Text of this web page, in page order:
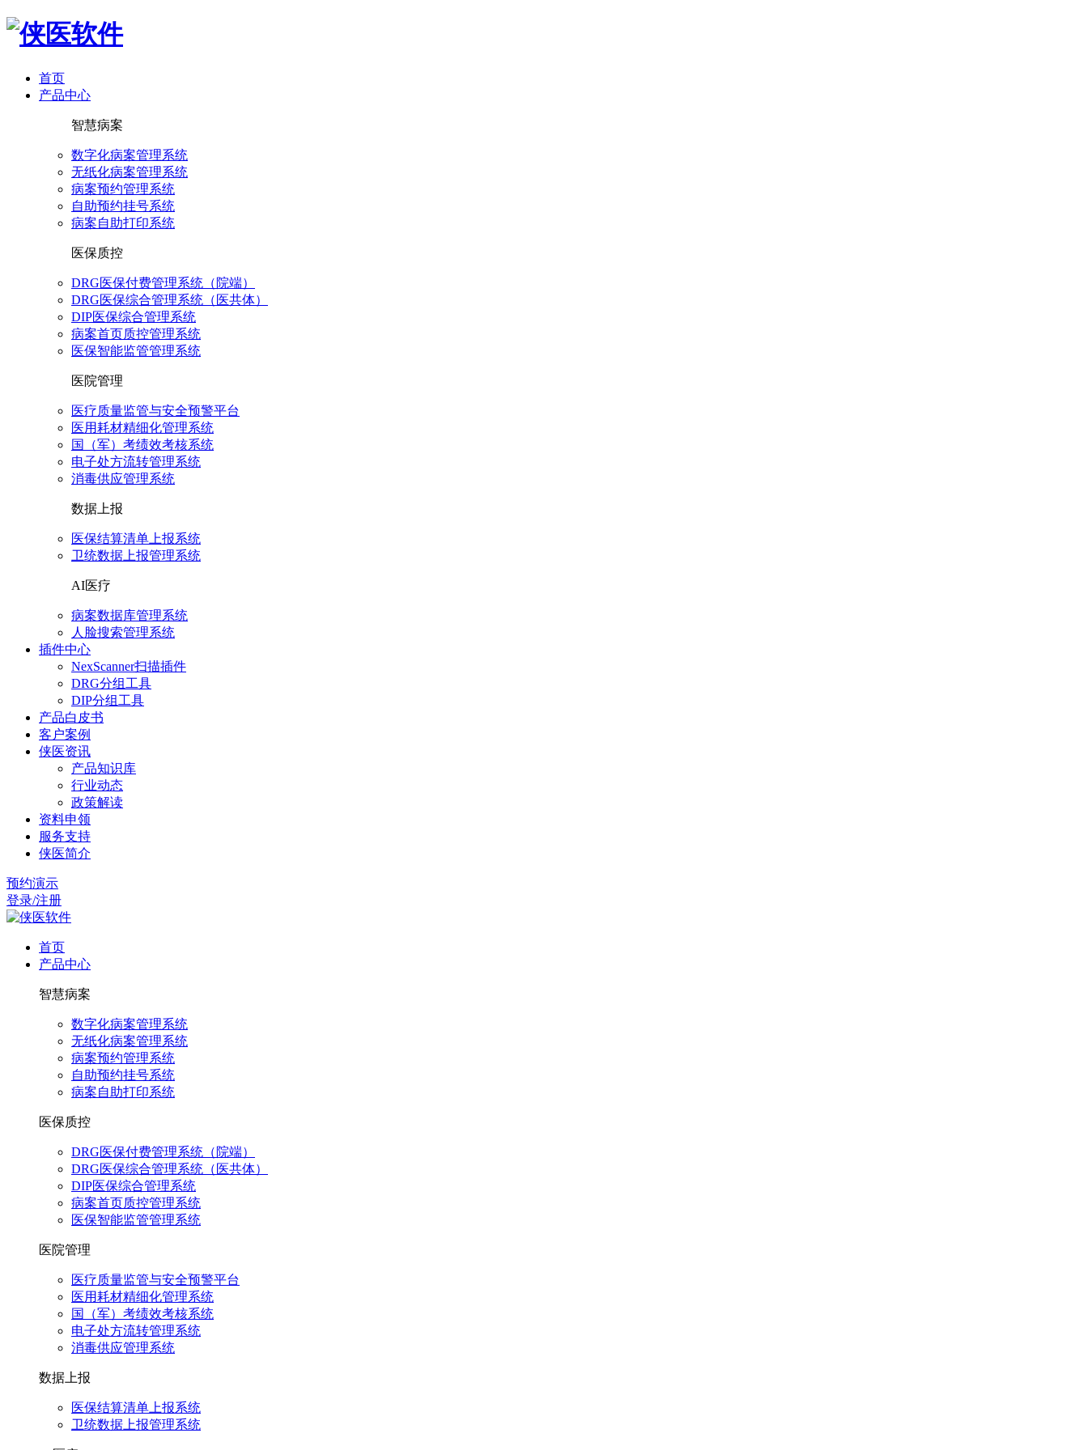
首页
产品中心
智慧病案
数字化病案管理系统
无纸化病案管理系统
病案预约管理系统
自助预约挂号系统
病案自助打印系统
医保质控
DRG医保付费管理系统（院端）
DRG医保综合管理系统（医共体）
DIP医保综合管理系统
病案首页质控管理系统
医保智能监管管理系统
医院管理
医疗质量监管与安全预警平台
医用耗材精细化管理系统
国（军）考绩效考核系统
电子处方流转管理系统
消毒供应管理系统
数据上报
医保结算清单上报系统
卫统数据上报管理系统
AI医疗
病案数据库管理系统
人脸搜索管理系统
插件中心
NexScanner扫描插件
DRG分组工具
DIP分组工具
产品白皮书
客户案例
侠医资讯
产品知识库
行业动态
政策解读
资料申领
服务支持
侠医简介
预约演示
登录/注册
首页
产品中心
智慧病案
数字化病案管理系统
无纸化病案管理系统
病案预约管理系统
自助预约挂号系统
病案自助打印系统
医保质控
DRG医保付费管理系统（院端）
DRG医保综合管理系统（医共体）
DIP医保综合管理系统
病案首页质控管理系统
医保智能监管管理系统
医院管理
医疗质量监管与安全预警平台
医用耗材精细化管理系统
国（军）考绩效考核系统
电子处方流转管理系统
消毒供应管理系统
数据上报
医保结算清单上报系统
卫统数据上报管理系统